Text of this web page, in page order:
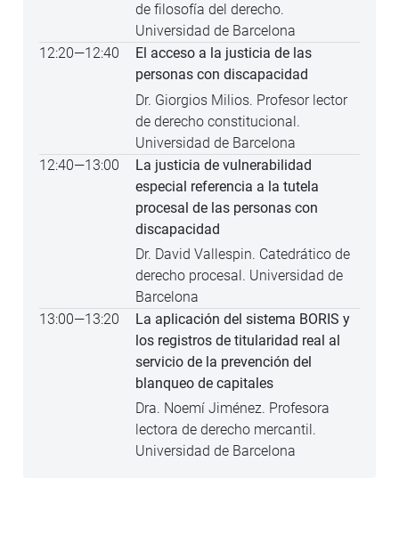
de filosofía del derecho.
Universidad de Barcelona
12:20—12:40
El acceso a la justicia de las
personas con discapacidad
Dr. Giorgios Milios. Profesor lector
de derecho constitucional.
Universidad de Barcelona
12:40—13:00
La justicia de vulnerabilidad
especial referencia a la tutela
procesal de las personas con
discapacidad
Dr. David Vallespin. Catedrático de
derecho procesal. Universidad de
Barcelona
13:00—13:20
La aplicación del sistema BORIS y
los registros de titularidad real al
servicio de la prevención del
blanqueo de capitales
Dra. Noemí Jiménez. Profesora
lectora de derecho mercantil.
Universidad de Barcelona